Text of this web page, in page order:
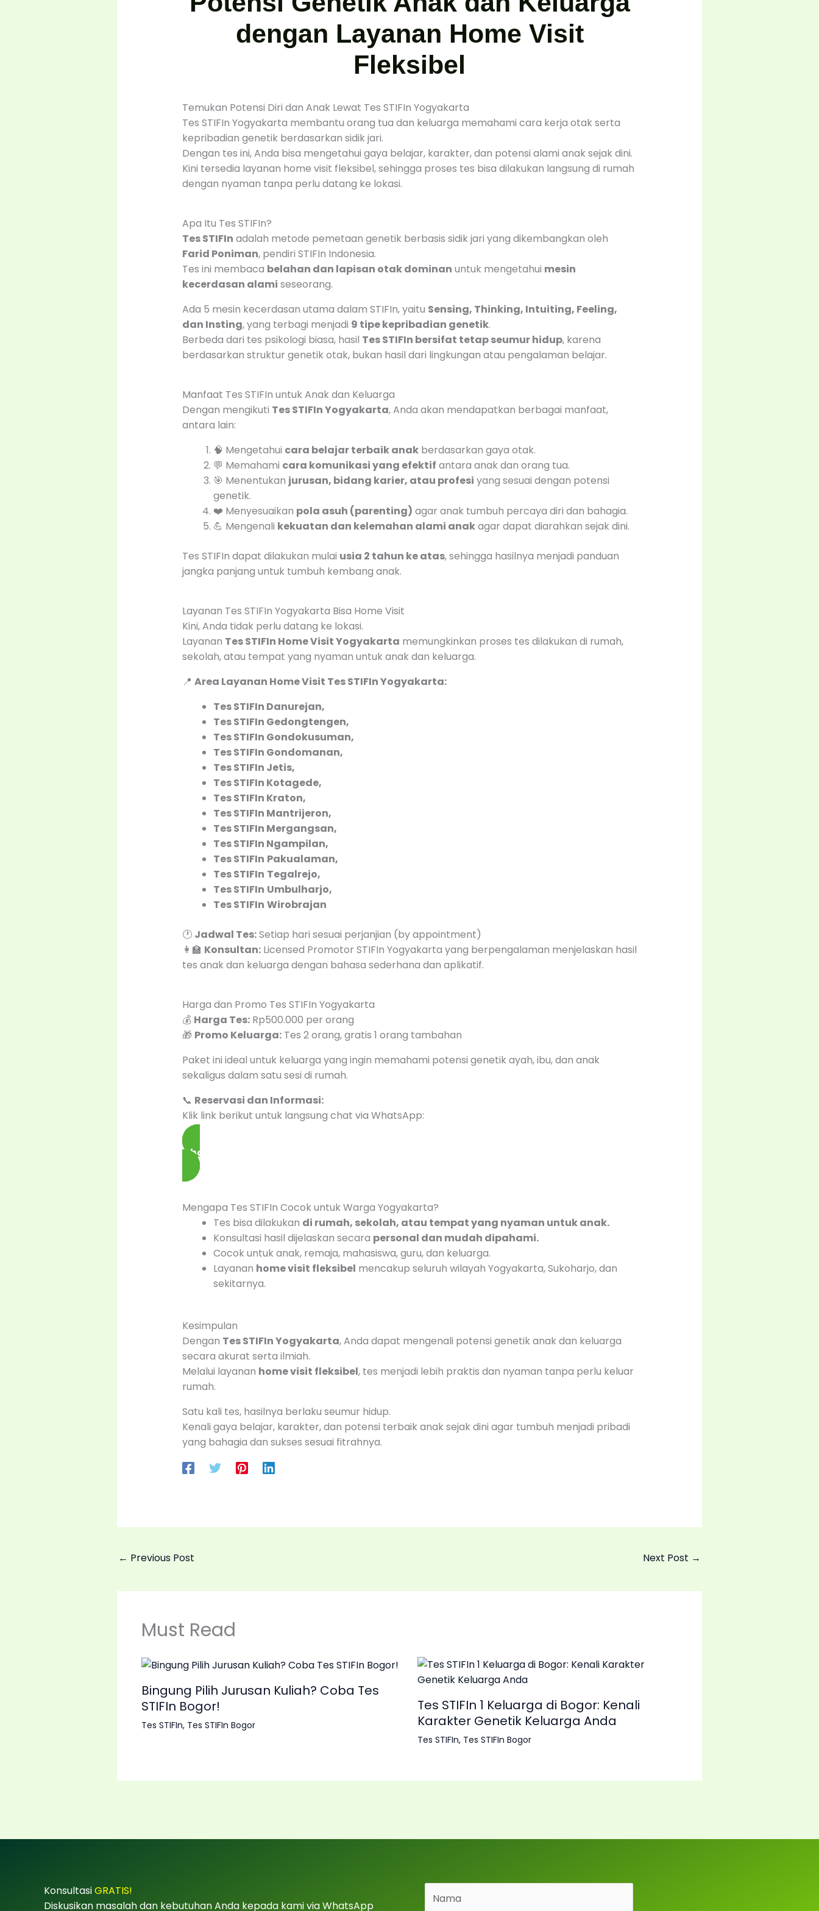
dengan Layanan Home Visit
Fleksibel
Temukan Potensi Diri dan Anak Lewat Tes STIFIn Yogyakarta
Tes STIFIn Yogyakarta membantu orang tua dan keluarga memahami cara kerja otak serta
kepribadian genetik berdasarkan sidik jari.
Dengan tes ini, Anda bisa mengetahui gaya belajar, karakter, dan potensi alami anak sejak dini.
Kini tersedia layanan home visit fleksibel, sehingga proses tes bisa dilakukan langsung di rumah
dengan nyaman tanpa perlu datang ke lokasi.
Apa Itu Tes STIFIn?
Tes STIFIn adalah metode pemetaan genetik berbasis sidik jari yang dikembangkan oleh
Farid Poniman, pendiri STIFIn Indonesia.
Tes ini membaca belahan dan lapisan otak dominan untuk mengetahui mesin
kecerdasan alami seseorang.
Ada 5 mesin kecerdasan utama dalam STIFIn, yaitu Sensing, Thinking, Intuiting, Feeling,
dan Insting, yang terbagi menjadi 9 tipe kepribadian genetik.
Berbeda dari tes psikologi biasa, hasil Tes STIFIn bersifat tetap seumur hidup, karena
berdasarkan struktur genetik otak, bukan hasil dari lingkungan atau pengalaman belajar.
Manfaat Tes STIFIn untuk Anak dan Keluarga
Dengan mengikuti Tes STIFIn Yogyakarta, Anda akan mendapatkan berbagai manfaat,
antara lain:
🧠 Mengetahui cara belajar terbaik anakberdasarkan gaya otak.
💬 Memahami cara komunikasi yang efektif antara anak dan orang tua.
🎯 Menentukan jurusan, bidang karier, atau profesi yang sesuai dengan potensi
genetik.
❤️ Menyesuaikan pola asuh (parenting) agar anak tumbuh percaya diri dan bahagia.
💪 Mengenali kekuatan dan kelemahan alami anakagar dapat diarahkan sejak dini.
Tes STIFIn dapat dilakukan mulai usia 2 tahun ke atas, sehingga hasilnya menjadi panduan
jangka panjang untuk tumbuh kembang anak.
Layanan Tes STIFIn Yogyakarta Bisa Home Visit
Kini, Anda tidak perlu datang ke lokasi.
Layanan Tes STIFIn Home Visit Yogyakarta memungkinkan proses tes dilakukan di rumah,
sekolah, atau tempat yang nyaman untuk anak dan keluarga.
📍 Area Layanan Home Visit Tes STIFIn Yogyakarta:
Tes STIFIn Danurejan,
Tes STIFIn Gedongtengen,
Tes STIFIn Gondokusuman,
Tes STIFIn Gondomanan,
Tes STIFIn Jetis,
Tes STIFIn Kotagede,
Tes STIFIn Kraton,
Tes STIFIn Mantrijeron,
Tes STIFIn Mergangsan,
Tes STIFIn Ngampilan,
Tes STIFIn Pakualaman,
Tes STIFIn Tegalrejo,
Tes STIFIn Umbulharjo,
Tes STIFIn Wirobrajan
🕐 Jadwal Tes:Setiap hari sesuai perjanjian (by appointment)
👩‍🏫 Konsultan:Licensed Promotor STIFIn Yogyakarta yang berpengalaman menjelaskan hasil
tes anak dan keluarga dengan bahasa sederhana dan aplikatif.
Harga dan Promo Tes STIFIn Yogyakarta
💰 Harga Tes:Rp500.000 per orang
🎁 Promo Keluarga:Tes 2 orang, gratis 1 orang tambahan
Paket ini ideal untuk keluarga yang ingin memahami potensi genetik ayah, ibu, dan anak
sekaligus dalam satu sesi di rumah.
📞 Reservasi dan Informasi:
Klik link berikut untuk langsung chat via WhatsApp:
Chat WA +62 895-4013-70231
Mengapa Tes STIFIn Cocok untuk Warga Yogyakarta?
Tes bisa dilakukan di rumah, sekolah, atau tempat yang nyaman untuk anak.
Konsultasi hasil dijelaskan secara personal dan mudah dipahami.
Cocok untuk anak, remaja, mahasiswa, guru, dan keluarga.
Layanan home visit fleksibel mencakup seluruh wilayah Yogyakarta, Sukoharjo, dan
sekitarnya.
Kesimpulan
Dengan Tes STIFIn Yogyakarta, Anda dapat mengenali potensi genetik anak dan keluarga
secara akurat serta ilmiah.
Melalui layanan home visit fleksibel, tes menjadi lebih praktis dan nyaman tanpa perlu keluar
rumah.
Satu kali tes, hasilnya berlaku seumur hidup.
Kenali gaya belajar, karakter, dan potensi terbaik anak sejak dini agar tumbuh menjadi pribadi
yang bahagia dan sukses sesuai fitrahnya.
← Previous Post Next Post →
Must Read
Bingung Pilih Jurusan Kuliah? Coba Tes
STIFIn Bogor!
Tes STIFIn, Tes STIFIn Bogor
Tes STIFIn 1 Keluarga di Bogor: Kenali
Karakter Genetik Keluarga Anda
Tes STIFIn, Tes STIFIn Bogor
KonsultasiGRATIS!
Diskusikan masalah dan kebutuhan Anda kepada kami via WhatsApp